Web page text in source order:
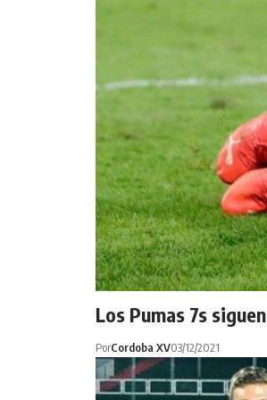
Los Pumas 7s
PorCordoba XV03/12/2021